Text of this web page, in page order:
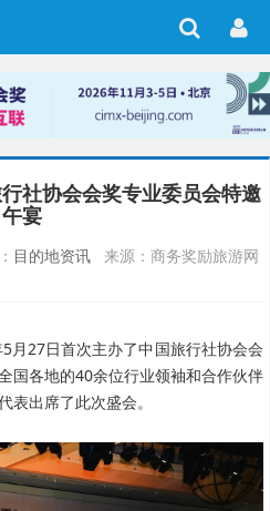
社协会会奖专业委员会特邀
午宴
目的地资讯 来源：商务奖励旅游网
月27日首次主办了中国旅行社协会会
国各地的40余位行业领袖和合作伙伴
表出席了此次盛会。